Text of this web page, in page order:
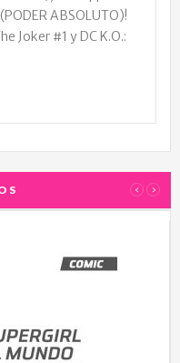
ABSOLUTO)!
Joker #1 y DC K.O.:
‹ ›